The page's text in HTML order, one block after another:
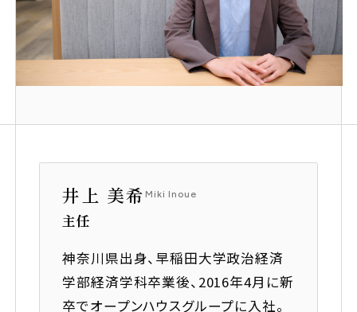
女性活躍推進
障がい者採用
介護支援制度
コーポレートサイト
採用オウンドメディア「OPENIA」
当社への口コミ・評判を見る
井上 美希 Miki Inoue
主任
神奈川県出身、早稲田大学政治経済
学部経済学科卒業後、2016年4月に新
卒でオープンハウスグループに入社。